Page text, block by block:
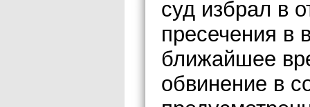
суд избрал в
пресечения в
ближайшее
обвинение в